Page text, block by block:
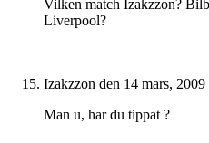
Vilken match Izakzzon?
Liverpool?
Izakzzon den 14 mars,
Man u, har du tippat ?